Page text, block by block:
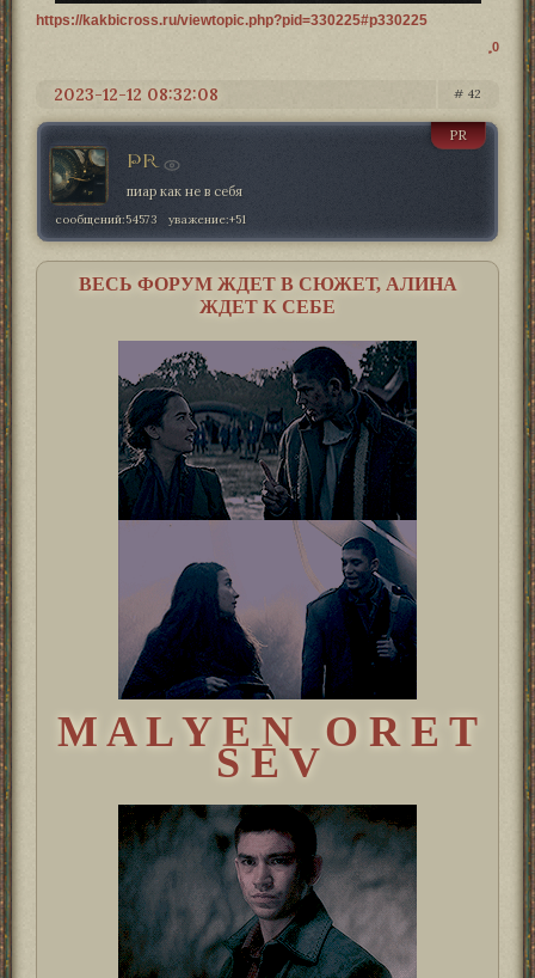
https://kakbicross.ru/viewtopic.php?pid=330225#p330225
0
42
2023-12-12 08:32:08
PR
PR
пиар как не в себя
сообщений:54573 уважение:+51
ВЕСЬ ФОРУМ ЖДЕТ В СЮЖЕТ, АЛИНА
ЖДЕТ К СЕБЕ
M A L Y E N O R E T
S E V